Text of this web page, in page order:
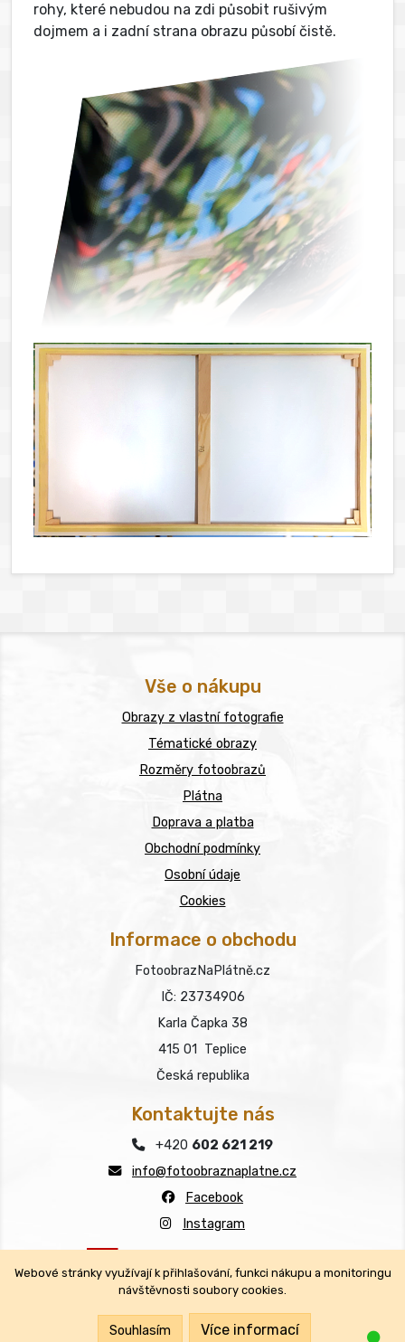
rohy, které nebudou na zdi působit rušivým
dojmem a i zadní strana obrazu působí čistě.
Kontaktujte nás
+420 602 621 219
info@fotoobraznaplatne.cz
Facebook
Instagram
Všechna práva vyhrazena.
Vše o nákupu
Obrazy z vlastní fotografie
Tématické obrazy
Rozměry fotoobrazů
Plátna
Doprava a platba
Obchodní podmínky
Osobní údaje
Cookies
Informace o obchodu
FotoobrazNaPlátně.cz
IČ: 23734906
Karla Čapka 38
415 01 Teplice
Česká republika
Webové stránky využívají k přihlašování, funkci nákupu a monitoringu
návštěvnosti soubory cookies.
Souhlasím Více informací